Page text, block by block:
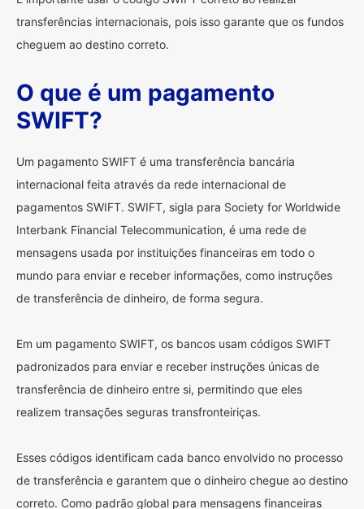
transferências internacionais, pois isso garante que os fundos
cheguem ao destino correto.
O que é um pagamento
SWIFT?
Um pagamento SWIFT é uma transferência bancária
internacional feita através da rede internacional de
pagamentos SWIFT. SWIFT, sigla para Society for Worldwide
Interbank Financial Telecommunication, é uma rede de
mensagens usada por instituições financeiras em todo o
mundo para enviar e receber informações, como instruções
de transferência de dinheiro, de forma segura.
Em um pagamento SWIFT, os bancos usam códigos SWIFT
padronizados para enviar e receber instruções únicas de
transferência de dinheiro entre si, permitindo que eles
realizem transações seguras transfronteiriças.
Esses códigos identificam cada banco envolvido no processo
de transferência e garantem que o dinheiro chegue ao destino
correto. Como padrão global para mensagens financeiras